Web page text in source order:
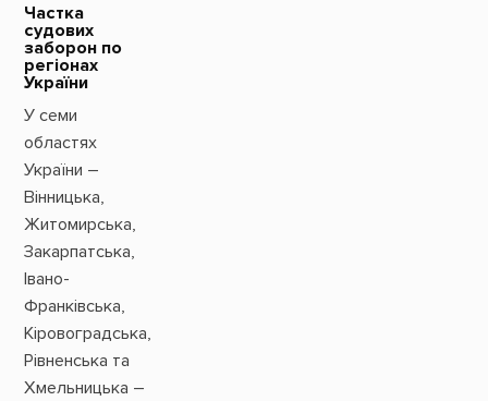
Частка
судових
заборон по
регіонах
України
У семи
областях
України –
Вінницька,
Житомирська,
Закарпатська,
Івано-
Франківська,
Кіровоградська,
Рівненська та
Хмельницька –